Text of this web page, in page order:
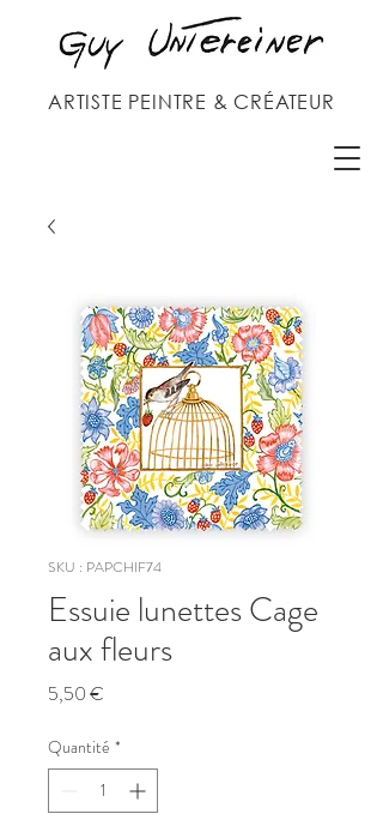
ARTISTE PEINTRE & CRÉATEUR
SKU : PAPCHIF74
Essuie lunettes Cage
aux fleurs
5,50 €
Quantité *